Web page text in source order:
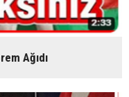
Ağıdı